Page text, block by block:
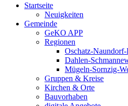
Startseite
Neuigkeiten
Gemeinde
GeKO APP
Regionen
Oschatz-
Dahlen-
Mügeln-Sornzig-
Gruppen & Kreise
Kirchen & Orte
Bauvorhaben